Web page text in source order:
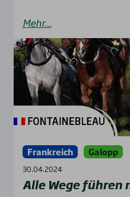
Mehr...
Frankreich Galopp
30.04.2024
Alle Wege füh­ren